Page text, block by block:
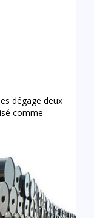
dégage deux
comme